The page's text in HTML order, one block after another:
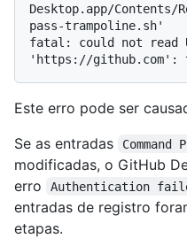
Desktop.app/
pass-trampoline.sh'
fatal: could not read
Este erro pode ser
Se as entradas
Command
modificadas, o GitHub
erro
Authentication
entradas de registro
etapas.